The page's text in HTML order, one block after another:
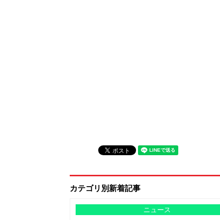
カテゴリ別新着記事
ニュース